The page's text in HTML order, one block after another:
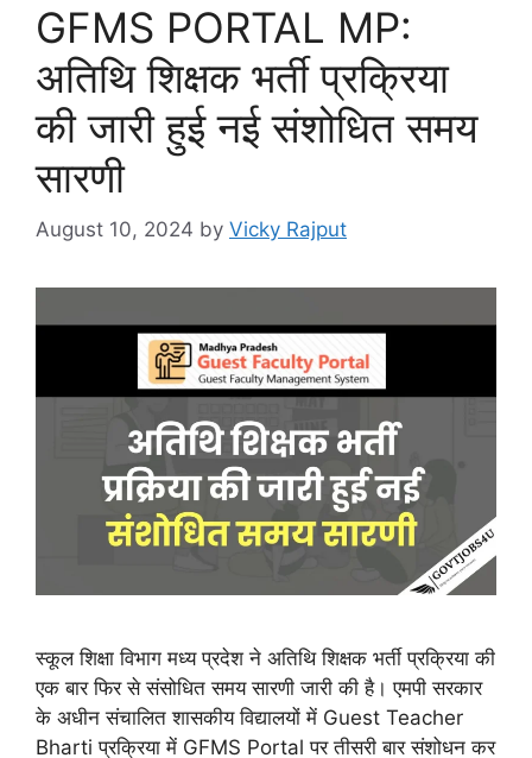
GFMS PORTAL MP:
अतिथि शिक्षक भर्ती प्रक्रिया
की जारी हुई नई संशोधित समय
सारणी
August 10, 2024 by Vicky Rajput
स्कूल शिक्षा विभाग मध्य प्रदेश ने अतिथि शिक्षक भर्ती प्रक्रिया की
एक बार फिर से संसोधित समय सारणी जारी की है। एमपी सरकार
के अधीन संचालित शासकीय विद्यालयों में Guest Teacher
Bharti प्रक्रिया में GFMS Portal पर तीसरी बार संशोधन कर